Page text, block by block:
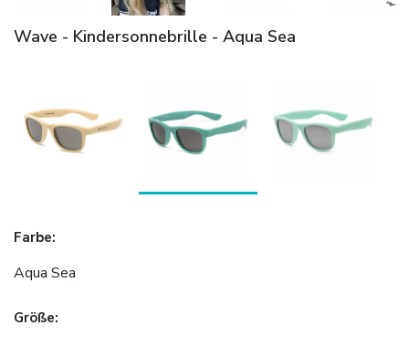
Wave - Kindersonnebrille - Aqua Sea
Farbe:
Aqua Sea
Größe: